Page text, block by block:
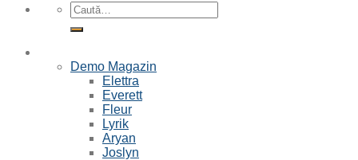
Caută
după:
Demo Magazin
Elettra
Everett
Fleur
Lyrik
Aryan
Joslyn